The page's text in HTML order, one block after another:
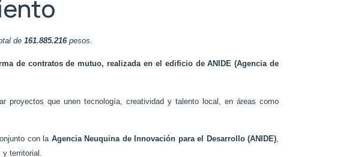
de 161.885.216pesos.
de contratos de mutuo, realizada en el edificio de ANIDE (Agencia de
proyectos que unen tecnología, creatividad y talento local, en áreas como
con la Agencia Neuquina de Innovación para el Desarrollo (ANIDE),
y territorial.